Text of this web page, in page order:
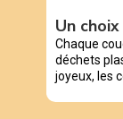
Un
Chaque
déchets
joyeux, les